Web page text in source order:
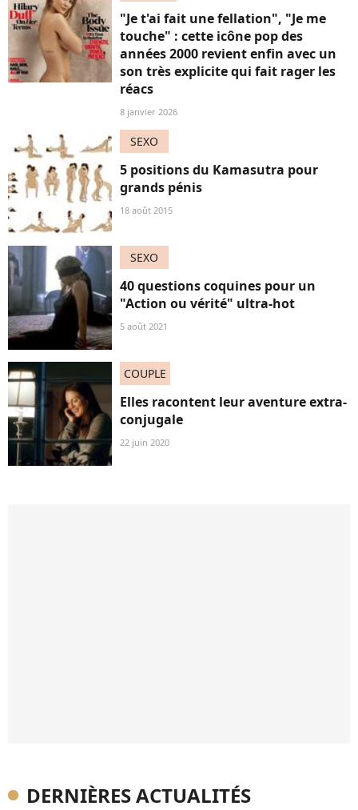
"Je t'ai fait une fellation", "Je me
touche" : cette icône pop des
années 2000 revient enfin avec un
son très explicite qui fait rager les
réacs
8 janvier 2026
SEXO
5 positions du Kamasutra pour
grands pénis
18 août 2015
SEXO
40 questions coquines pour un
"Action ou vérité" ultra-hot
5 août 2021
COUPLE
Elles racontent leur aventure extra-
conjugale
22 juin 2020
DERNIÈRES ACTUALITÉS